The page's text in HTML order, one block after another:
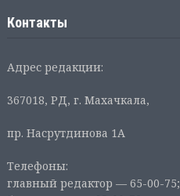
Контакты
Адрес редакции:
367018, РД, г. Махачкала,
пр. Насрутдинова 1А
Телефоны:
главный редактор — 65-00-75;